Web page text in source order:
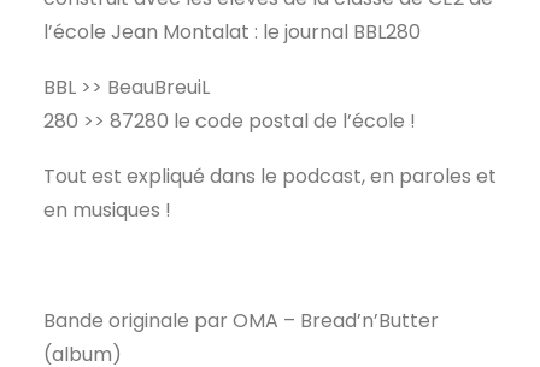
l’école Jean Montalat : le journal BBL280
BBL >> BeauBreuiL
280 >> 87280 le code postal de l’école !
Tout est expliqué dans le podcast, en paroles et
en musiques !
Bande originale par OMA – Bread’n’Butter
(album)